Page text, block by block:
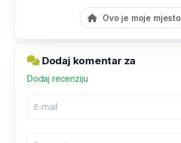
Ovo je moje mjesto
Dodaj komentar za
Dodaj recenziju